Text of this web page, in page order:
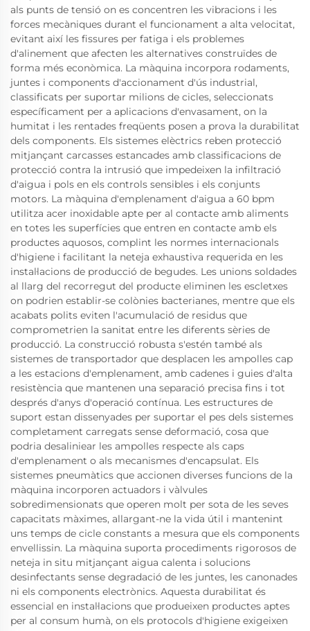
als punts de tensió on es concentren les vibracions i les
forces mecàniques durant el funcionament a alta velocitat,
evitant així les fissures per fatiga i els problemes
d'alinement que afecten les alternatives construïdes de
forma més econòmica. La màquina incorpora rodaments,
juntes i components d'accionament d'ús industrial,
classificats per suportar milions de cicles, seleccionats
específicament per a aplicacions d'envasament, on la
humitat i les rentades freqüents posen a prova la durabilitat
dels components. Els sistemes elèctrics reben protecció
mitjançant carcasses estancades amb classificacions de
protecció contra la intrusió que impedeixen la infiltració
d'aigua i pols en els controls sensibles i els conjunts
motors. La màquina d'emplenament d'aigua a 60 bpm
utilitza acer inoxidable apte per al contacte amb aliments
en totes les superfícies que entren en contacte amb els
productes aquosos, complint les normes internacionals
d'higiene i facilitant la neteja exhaustiva requerida en les
instal·lacions de producció de begudes. Les unions soldades
al llarg del recorregut del producte eliminen les escletxes
on podrien establir-se colònies bacterianes, mentre que els
acabats polits eviten l'acumulació de residus que
comprometrien la sanitat entre les diferents sèries de
producció. La construcció robusta s'estén també als
sistemes de transportador que desplacen les ampolles cap
a les estacions d'emplenament, amb cadenes i guies d'alta
resistència que mantenen una separació precisa fins i tot
després d'anys d'operació contínua. Les estructures de
suport estan dissenyades per suportar el pes dels sistemes
completament carregats sense deformació, cosa que
podria desaliniear les ampolles respecte als caps
d'emplenament o als mecanismes d'encapsulat. Els
sistemes pneumàtics que accionen diverses funcions de la
màquina incorporen actuadors i vàlvules
sobredimensionats que operen molt per sota de les seves
capacitats màximes, allargant-ne la vida útil i mantenint
uns temps de cicle constants a mesura que els components
envellissin. La màquina suporta procediments rigorosos de
neteja in situ mitjançant aigua calenta i solucions
desinfectants sense degradació de les juntes, les canonades
ni els components electrònics. Aquesta durabilitat és
essencial en instal·lacions que produeixen productes aptes
per al consum humà, on els protocols d'higiene exigeixen